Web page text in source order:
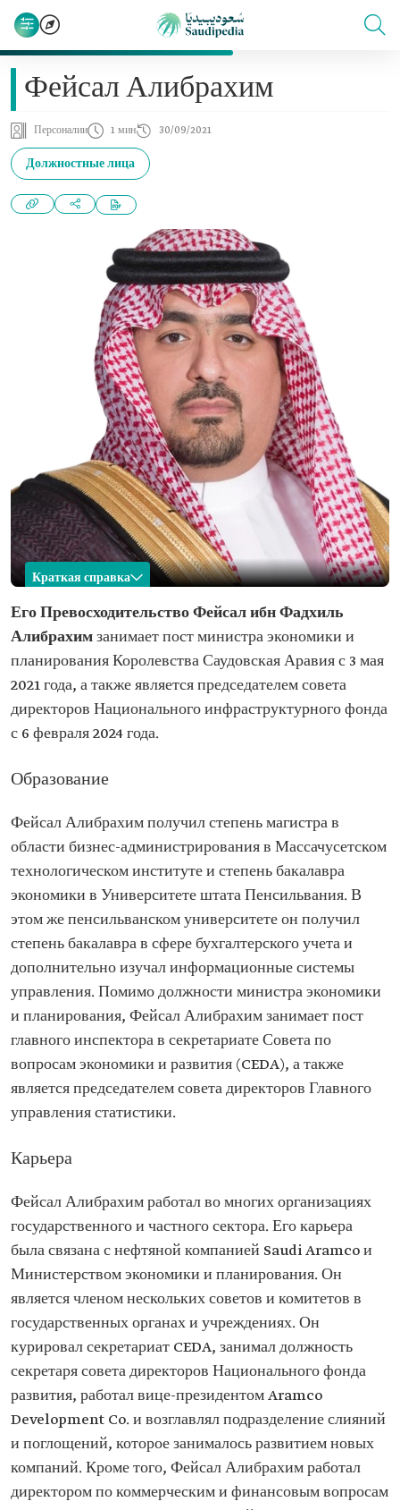
Фейсал Алибрахим
Персоналии 1 мин 30/09/2021
Должностные лица
Краткая справка
Фейсал Алибрахим
Имя
Фейсал ибн Фадхиль Алибрахим
Текущая
должность
министр экономики и планирования
Королевства Саудовская Аравия
Дата назначения
3 мая 2021 г.
Дополнительная
председатель совета директоров Национального
Образование
степень бакалавра в сфере бухгалтерского учета
(Университет штата Пенсильвания)
дополнительная специальность —
информационные системы управления
(Университет штата Пенсильвания)
степень магистра в области бизнес-
технологический институт)
Его Превосходительство Фейсал ибн Фадхиль
Алибрахимзанимает пост министра экономики и
планирования Королевства Саудовская Аравия с 3 мая
2021 года, а также является председателем совета
директоров Национального инфраструктурного фонда
с 6 февраля 2024 года.
Образование
Фейсал Алибрахим получил степень магистра в
области бизнес-администрирования в Массачусетском
технологическом институте и степень бакалавра
экономики в Университете штата Пенсильвания. В
этом же пенсильванском университете он получил
степень бакалавра в сфере бухгалтерского учета и
дополнительно изучал информационные системы
управления. Помимо должности министра экономики
и планирования, Фейсал Алибрахим занимает пост
главного инспектора в секретариате Совета по
вопросам экономики и развития (CEDA), а также
является председателем совета директоров Главного
управления статистики.
Карьера
Фейсал Алибрахим работал во многих организациях
государственного и частного сектора. Его карьера
была связана с нефтяной компанией Saudi Aramco и
Министерством экономики и планирования. Он
является членом нескольких советов и комитетов в
государственных органах и учреждениях. Он
курировал секретариат CEDA, занимал должность
секретаря совета директоров Национального фонда
развития, работал вице-президентом Aramco
Development Co. и возглавлял подразделение слияний
и поглощений, которое занималось развитием новых
компаний. Кроме того, Фейсал Алибрахим работал
директором по коммерческим и финансовым вопросам